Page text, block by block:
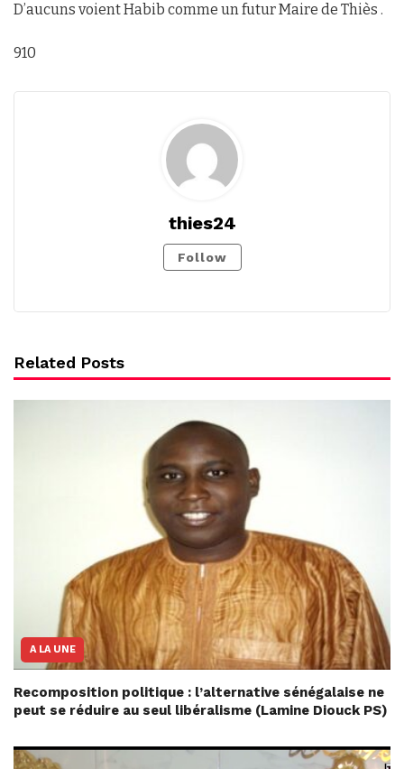
D’aucuns voient Habib comme un futur Maire de Thiès .
910
thies24
Follow
Related Posts
A LA UNE
Recomposition politique : l’alternative sénégalaise ne
peut se réduire au seul libéralisme (Lamine Diouck PS)